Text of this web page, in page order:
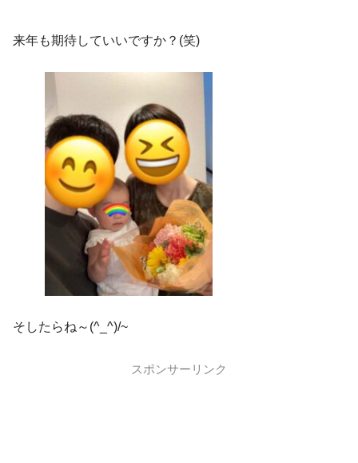
来年も期待していいですか？(笑)
そしたらね～(^_^)/~
スポンサーリンク